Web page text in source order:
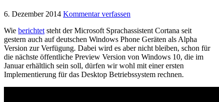
6. Dezember 2014 Kommentar verfassen
Wie berichtet steht der Microsoft Sprachassistent Cortana seit
gestern auch auf deutschen Windows Phone Geräten als Alpha
Version zur Verfügung. Dabei wird es aber nicht bleiben, schon für
die nächste öffentliche Preview Version von Windows 10, die im
Januar erhältlich sein soll, dürfen wir wohl mit einer ersten
Implementierung für das Desktop Betriebssystem rechnen.